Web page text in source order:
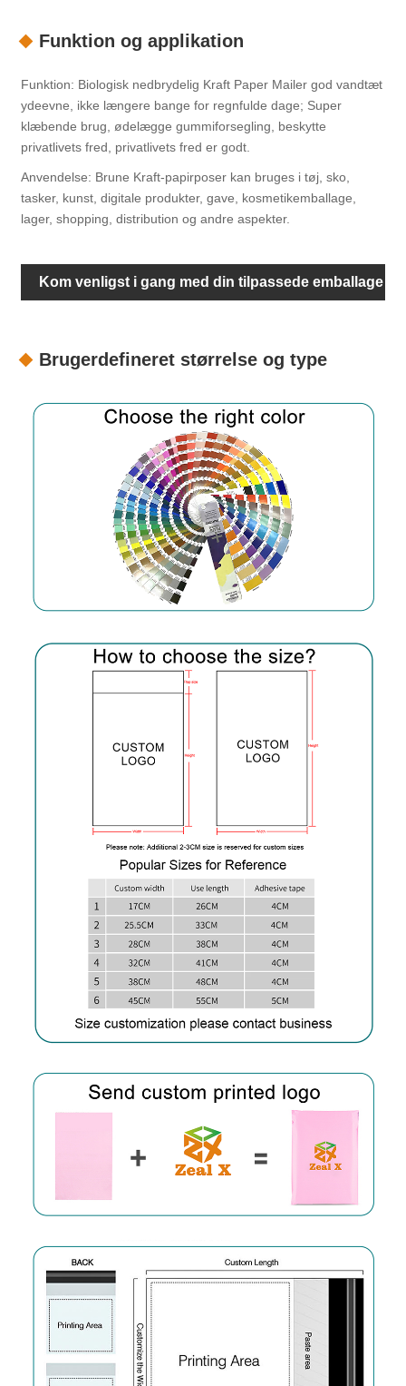
Funktion og applikation
Funktion: Biologisk nedbrydelig Kraft Paper Mailer god vandtæt
ydeevne, ikke længere bange for regnfulde dage; Super
klæbende brug, ødelægge gummiforsegling, beskytte
privatlivets fred, privatlivets fred er godt.
Anvendelse: Brune Kraft-papirposer kan bruges i tøj, sko,
tasker, kunst, digitale produkter, gave, kosmetikemballage,
lager, shopping, distribution og andre aspekter.
Kom venligst i gang med din tilpassede emballage
Brugerdefineret størrelse og type